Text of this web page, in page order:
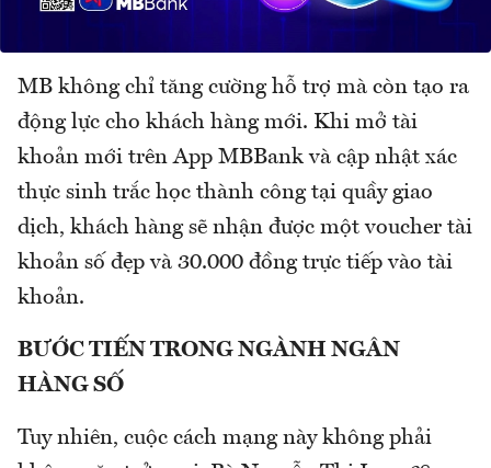
MB không chỉ tăng cường hỗ trợ mà còn tạo ra
động lực cho khách hàng mới. Khi mở tài
khoản mới trên App MBBank và cập nhật xác
thực sinh trắc học thành công tại quầy giao
dịch, khách hàng sẽ nhận được một voucher tài
khoản số đẹp và 30.000 đồng trực tiếp vào tài
khoản.
BƯỚC TIẾN TRONG NGÀNH NGÂN
HÀNG SỐ
Tuy nhiên, cuộc cách mạng này không phải